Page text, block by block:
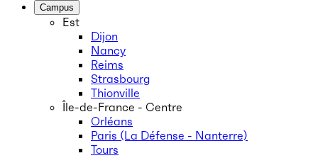
Campus
Est
Dijon
Nancy
Reims
Strasbourg
Thionville
Île-de-France - Centre
Orléans
Paris (La Défense - Nanterre)
Tours